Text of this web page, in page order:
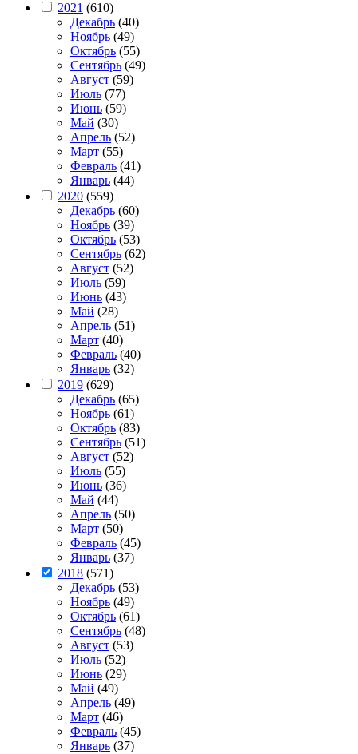
2021 (610)
Декабрь (40)
Ноябрь (49)
Октябрь (55)
Сентябрь (49)
Август (59)
Июль (77)
Июнь (59)
Май (30)
Апрель (52)
Март (55)
Февраль (41)
Январь (44)
2020 (559)
Декабрь (60)
Ноябрь (39)
Октябрь (53)
Сентябрь (62)
Август (52)
Июль (59)
Июнь (43)
Май (28)
Апрель (51)
Март (40)
Февраль (40)
Январь (32)
2019 (629)
Декабрь (65)
Ноябрь (61)
Октябрь (83)
Сентябрь (51)
Август (52)
Июль (55)
Июнь (36)
Май (44)
Апрель (50)
Март (50)
Февраль (45)
Январь (37)
2018 (571)
Декабрь (53)
Ноябрь (49)
Октябрь (61)
Сентябрь (48)
Август (53)
Июль (52)
Июнь (29)
Май (49)
Апрель (49)
Март (46)
Февраль (45)
Январь (37)